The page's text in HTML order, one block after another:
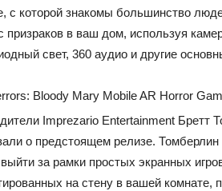
с которой знакомы большинство
призраков в ваш дом, используя
свет, 360 аудио и другие
Bloody Mary Mobile AR Horror
Imprezario Entertainment Бретт
о предстоящем релизе.
за рамки простых экранных
на стену в вашей комнате,